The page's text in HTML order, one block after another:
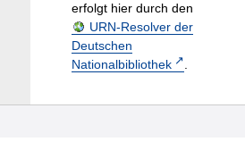
erfolgt hier durch den
URN-Resolver der
Deutschen
Nationalbibliothek
.